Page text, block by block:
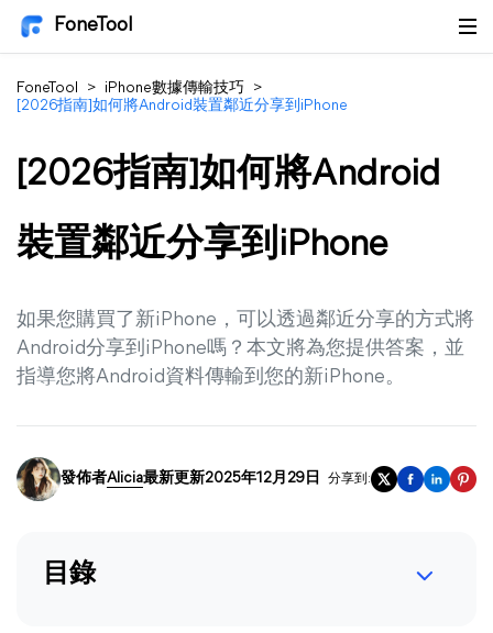
FoneTool
FoneTool > iPhone數據傳輸技巧
>
[2026指南]如何將Android裝置鄰近分享到iPhone
[2026指南]如何將Android
裝置鄰近分享到iPhone
如果您購買了新iPhone，可以透過鄰近分享的方式將
Android分享到iPhone嗎？本文將為您提供答案，並
指導您將Android資料傳輸到您的新iPhone。
發佈者Alicia最新更新2025年12月29日 分享到:
目錄